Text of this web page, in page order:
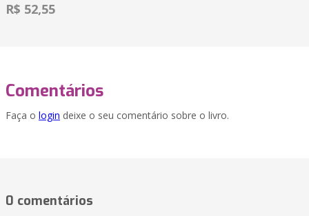
R$ 52,55
Comentários
Faça o login deixe o seu comentário sobre o livro.
0 comentários